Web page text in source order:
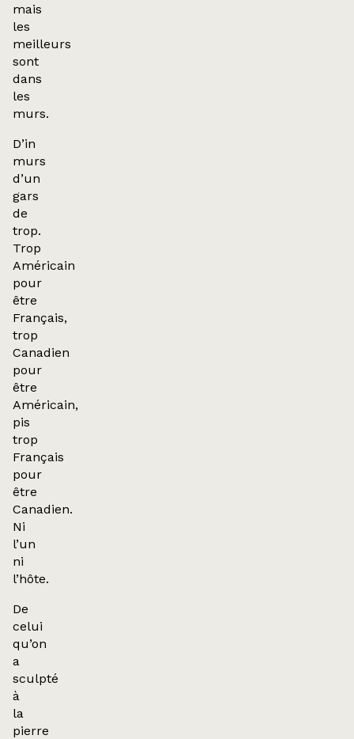
mais
les
meilleurs
sont
dans
les
murs.
D’in
murs
d’un
gars
de
trop.
Trop
Américain
pour
être
Français,
trop
Canadien
pour
être
Américain,
pis
trop
Français
pour
être
Canadien.
Ni
l’un
ni
l’hôte.
De
celui
qu’on
a
sculpté
à
la
pierre